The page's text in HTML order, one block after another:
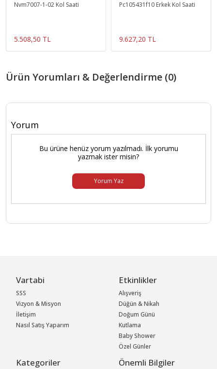
Nvm7007-1-02 Kol Saati
5.508,50 TL
Pc105431f10 Erkek Kol Saati
9.627,20 TL
Ürün Yorumları & Değerlendirme (0)
Yorum
Bu ürüne henüz yorum yazılmadı. İlk yorumu
yazmak ister misin?
Yorum Yaz
Vartabi
SSS
Vizyon & Misyon
İletişim
Nasıl Satış Yaparım
Etkinlikler
Alışveriş
Düğün & Nikah
Doğum Günü
Kutlama
Baby Shower
Özel Günler
Kategoriler Önemli Bilgiler